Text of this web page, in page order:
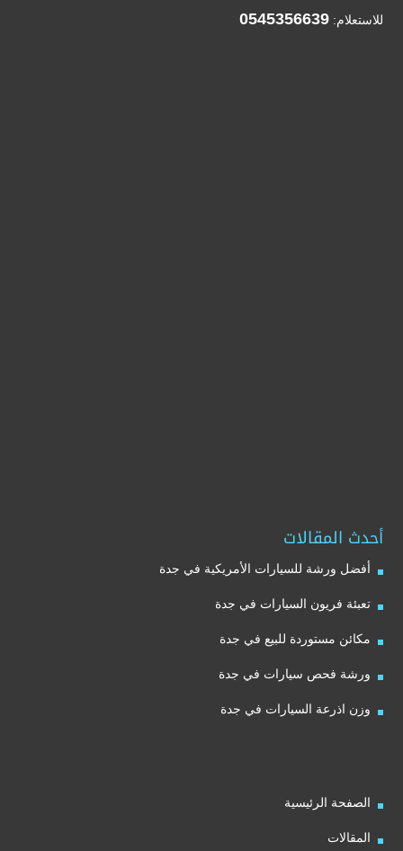
للاستعلام: 0545356639
أحدث المقالات
أفضل ورشة للسيارات الأمريكية في جدة
تعبئة فريون السيارات في جدة
مكائن مستوردة للبيع في جدة
ورشة فحص سيارات في جدة
وزن اذرعة السيارات في جدة
الصفحة الرئيسية
المقالات